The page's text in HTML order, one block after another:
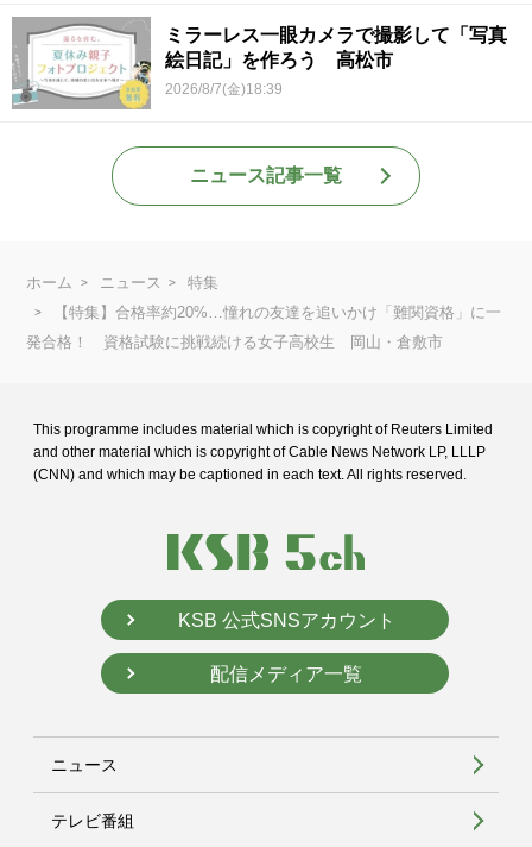
ミラーレス一眼カメラで撮影して「写真
絵日記」を作ろう 高松市
2026/8/7(金)18:39
ニュース記事一覧
ホーム ニュース
特集
【特集】合格率約20%…憧れの友達を追いかけ「難関資格」に一
発合格！ 資格試験に挑戦続ける女子高校生 岡山・倉敷市
This programme includes material which is copyright of Reuters Limited
and other material which is copyright of Cable News Network LP, LLLP
(CNN) and which may be captioned in each text. All rights reserved.
KSB 公式SNSアカウント
配信メディア一覧
ニュース
テレビ番組